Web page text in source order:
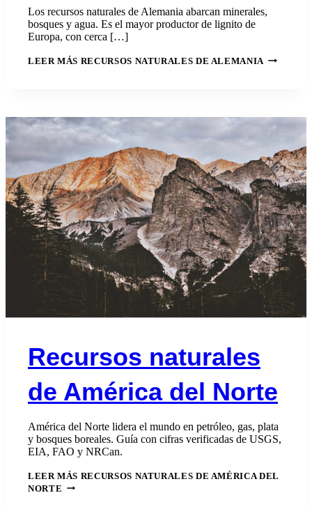
Los recursos naturales de Alemania abarcan minerales,
bosques y agua. Es el mayor productor de lignito de
Europa, con cerca […]
LEER MÁS RECURSOS NATURALES DE ALEMANIA
Recursos naturales
de América del Norte
América del Norte lidera el mundo en petróleo, gas, plata
y bosques boreales. Guía con cifras verificadas de USGS,
EIA, FAO y NRCan.
LEER MÁS RECURSOS NATURALES DE AMÉRICA DEL
NORTE